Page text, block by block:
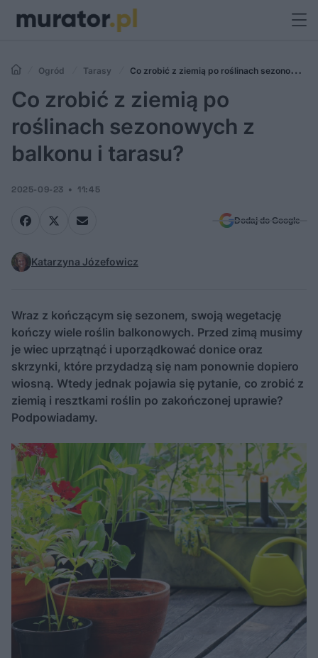
Ogród Tarasy
Co zrobić z ziemią po roślinach sezonowych
z balkonu i tarasu?
Co zrobić z ziemią po
roślinach sezonowych z
balkonu i tarasu?
2025-09-23 11:45
Dodaj do Google
Katarzyna Józefowicz
Wraz z kończącym się sezonem, swoją wegetację
kończy wiele roślin balkonowych. Przed zimą musimy
je wiec uprzątnąć i uporządkować donice oraz
skrzynki, które przydadzą się nam ponownie dopiero
wiosną. Wtedy jednak pojawia się pytanie, co zrobić z
ziemią i resztkami roślin po zakończonej uprawie?
Podpowiadamy.